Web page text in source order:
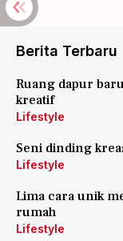
Berita Terbaru
Ruang dapur
kreatif
Lifestyle
Seni dinding
Lifestyle
Lima cara unik
rumah
Lifestyle